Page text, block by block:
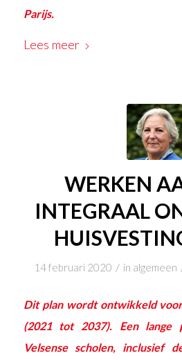
Parijs.
Lees meer
WERKEN
INTEGRAAL
14 februari 2020 / in algemeen
Dit plan wordt ontwikkeld
(2021 tot 2037). Een lange
Velsense scholen, inclusief